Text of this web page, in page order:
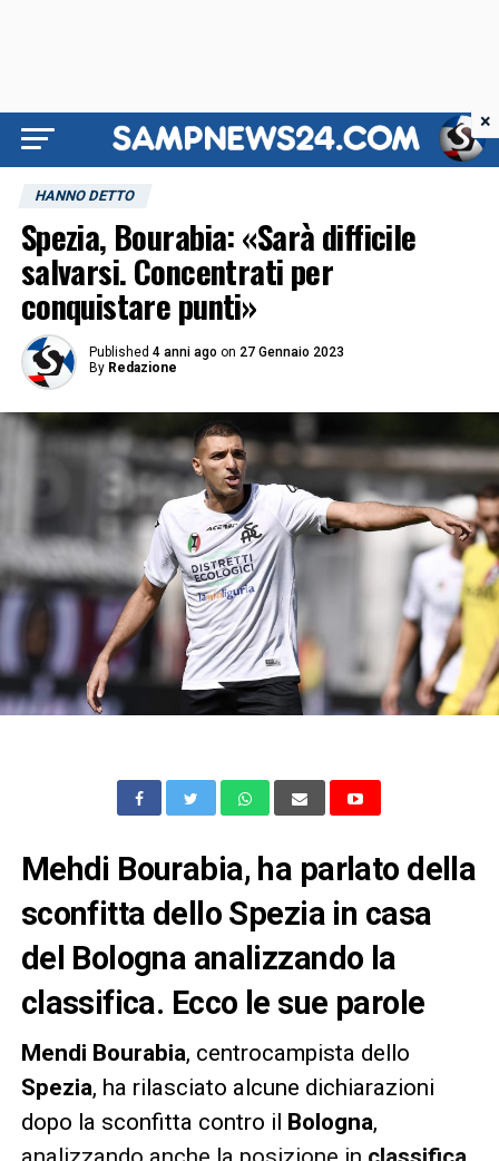
HANNO DETTO
Spezia, Bourabia: «Sarà difficile
salvarsi. Concentrati per
conquistare punti»
Published 4 anni ago on 27 Gennaio 2023
By Redazione
Mehdi Bourabia, ha parlato della
sconfitta dello Spezia in casa
del Bologna analizzando la
classifica. Ecco le sue parole
Mendi Bourabia, centrocampista dello
Spezia, ha rilasciato alcune dichiarazioni
dopo la sconfitta contro il Bologna,
×